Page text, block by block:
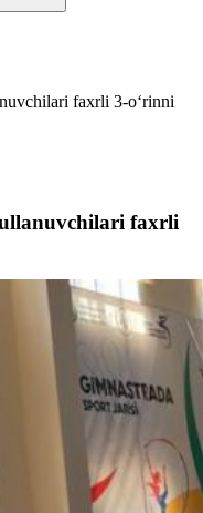
faxrli 3-o‘rinni
faxrli